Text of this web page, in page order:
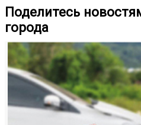
Поделитесь
города